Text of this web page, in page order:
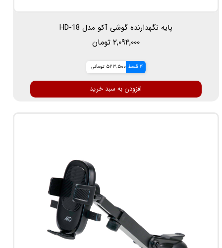
پایه نگهدارنده گوشی آکو مدل HD-18
۲,۰۹۴,۰۰۰ تومان
4 قسط 523,500 تومانی
افزودن به سبد خرید